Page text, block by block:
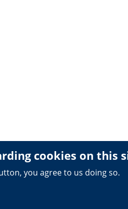
cookies on this
you agree to us doing so.